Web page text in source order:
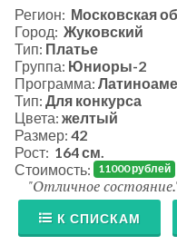
Программа:
Тип:Для конкурса
Цвета:желтый
Размер:42
Рост:164 см.
Стоимость: 11000 рублей
Отличное состояние.
К СПИСКАМ
Другие